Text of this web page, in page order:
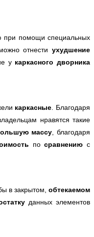
при помощи специальных
отнести ухудшение
у каркасного дворника
каркасные. Благодаря
нравятся такие
массу, благодаря
посравнениюс
в закрытом, обтекаемом
данных элементов